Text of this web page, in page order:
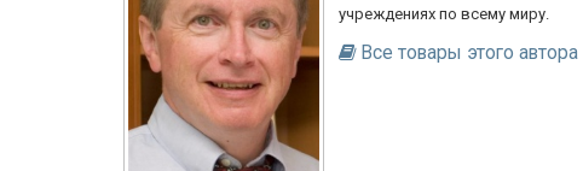
учреждениях по всему миру.
Все товары этого автора